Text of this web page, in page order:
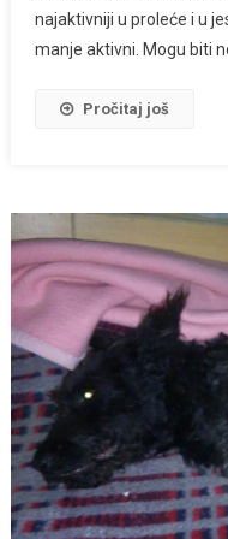
najaktivniji u proleće i u
manje aktivni. Mogu biti
Pročitaj još